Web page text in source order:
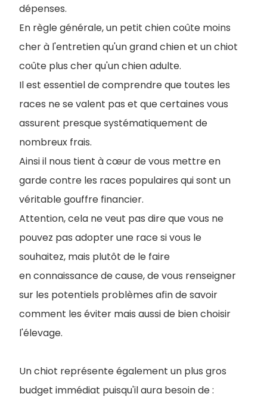
dépenses.
En règle générale, un petit chien coûte moins
cher à l'entretien qu'un grand chien et un chiot
coûte plus cher qu'un chien adulte.
Il est essentiel de comprendre que toutes les
races ne se valent pas et que certaines vous
assurent presque systématiquement de
nombreux frais.
Ainsi il nous tient à cœur de vous mettre en
garde contre les races populaires qui sont un
véritable gouffre financier.
Attention, cela ne veut pas dire que vous ne
pouvez pas adopter une race si vous le
souhaitez, mais plutôt de le faire
en connaissance de cause, de vous renseigner
sur les potentiels problèmes afin de savoir
comment les éviter mais aussi de bien choisir
l'élevage.
Un chiot représente également un plus gros
budget immédiat puisqu'il aura besoin de :